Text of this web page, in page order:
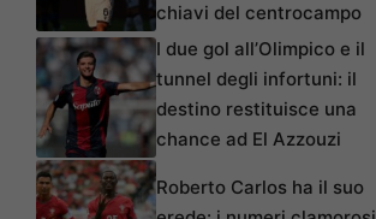
chiavi del centrocampo
I due gol all’Olimpico e il
tunnel degli infortuni: il
destino restituisce una
chance ad El Azzouzi
Roberto Carlos ha il suo